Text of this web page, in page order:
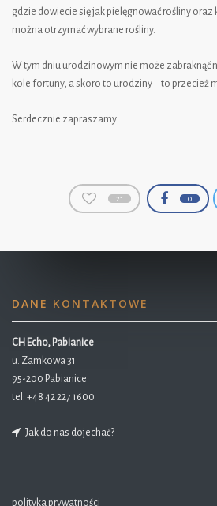
gdzie dowiecie się jak pielęgnować rośliny
można otrzymać wybrane rośliny.
W tym dniu urodzinowym nie może zabraknąć
kole fortuny, a skoro to urodziny – to przecież
Serdecznie zapraszamy.
21 0
DANE KONTAKTOWE
CH Echo, Pabianice
u. Zamkowa 31
95-200 Pabianice
tel: +48 42 227 1600
Jak do nas dojechać?
polityka prywatności